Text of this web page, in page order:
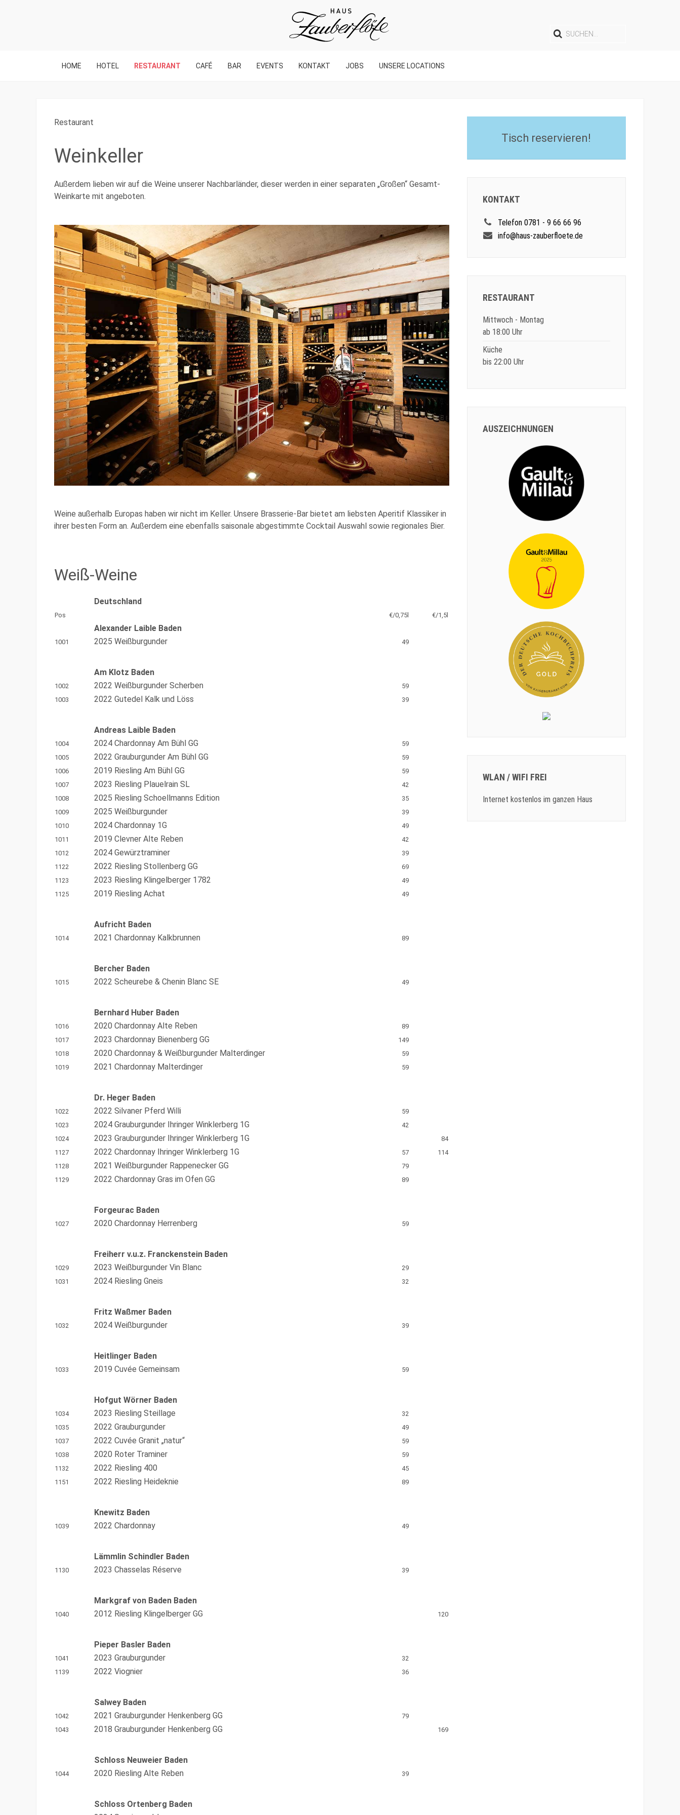
HOME HOTEL RESTAURANT CAFÉ BAR EVENTS KONTAKT JOBS UNSERE LOCATIONS
Restaurant
Weinkeller
Außerdem lieben wir auf die Weine unserer Nachbarländer, dieser werden in einer separaten „Großen“ Gesamt-
Weinkarte mit angeboten.
Weine außerhalb Europas haben wir nicht im Keller. Unsere Brasserie-Bar bietet am liebsten Aperitif Klassiker in
ihrer besten Form an. Außerdem eine ebenfalls saisonale abgestimmte Cocktail Auswahl sowie regionales Bier.
Weiß-Weine
Deutschland
Pos €/0,75l €/1,5l
Alexander Laible Baden
1001 2025 Weißburgunder 49
Am Klotz Baden
1002 2022 Weißburgunder Scherben
59
1003
2022 Gutedel Kalk und Löss 39
Andreas Laible Baden
1004 2024 Chardonnay Am Bühl GG
59
1005
2022 Grauburgunder Am Bühl GG
59
1006
2019 Riesling Am Bühl GG
59
1007
2023 Riesling Plauelrain SL
42
1008
2025 Riesling Schoellmanns Edition
35
1009
2025 Weißburgunder
39
1010
2024 Chardonnay 1G
49
1011
2019 Clevner Alte Reben
42
1012
2024 Gewürztraminer
39
1122
2022 Riesling Stollenberg GG
69
1123
2023 Riesling Klingelberger 1782
49
1125
2019 Riesling Achat 49
Aufricht Baden
1014 2021 Chardonnay Kalkbrunnen 89
Bercher Baden
1015 2022 Scheurebe & Chenin Blanc SE 49
Bernhard Huber Baden
1016 2020 Chardonnay Alte Reben
89
1017
2023 Chardonnay Bienenberg GG
149
1018
2020 Chardonnay & Weißburgunder Malterdinger
59
1019
2021 Chardonnay Malterdinger 59
Dr. Heger Baden
1022 2022 Silvaner Pferd Willi
59
1023
2024 Grauburgunder Ihringer Winklerberg 1G
42
1024
2023 Grauburgunder Ihringer Winklerberg 1G
84
1127
2022 Chardonnay Ihringer Winklerberg 1G 57
114
1128
2021 Weißburgunder Rappenecker GG
79
1129
2022 Chardonnay Gras im Ofen GG 89
Forgeurac Baden
1027 2020 Chardonnay Herrenberg 59
Freiherr v.u.z. Franckenstein Baden
1029 2023 Weißburgunder Vin Blanc
29
1031
2024 Riesling Gneis 32
Fritz Waßmer Baden
1032 2024 Weißburgunder 39
Heitlinger Baden
1033 2019 Cuvée Gemeinsam 59
Hofgut Wörner Baden
1034 2023 Riesling Steillage
32
1035
2022 Grauburgunder
49
1037
2022 Cuvée Granit „natur“
59
1038
2020 Roter Traminer
59
1132
2022 Riesling 400
45
1151
2022 Riesling Heideknie 89
Knewitz Baden
1039 2022 Chardonnay 49
Lämmlin Schindler Baden
1130 2023 Chasselas Réserve 39
Markgraf von Baden Baden
1040 2012 Riesling Klingelberger GG 120
Pieper Basler Baden
1041 2023 Grauburgunder
32
1139
2022 Viognier 36
Salwey Baden
1042 2021 Grauburgunder Henkenberg GG
79
1043
2018 Grauburgunder Henkenberg GG 169
Schloss Neuweier Baden
1044 2020 Riesling Alte Reben 39
Schloss Ortenberg Baden
Tisch reservieren!
KONTAKT
Telefon 0781 - 9 66 66 96
info@haus-zauberfloete.de
RESTAURANT
Mittwoch - Montag
ab 18:00 Uhr
Küche
bis 22:00 Uhr
AUSZEICHNUNGEN
WLAN / WIFI FREI
Internet kostenlos im ganzen Haus